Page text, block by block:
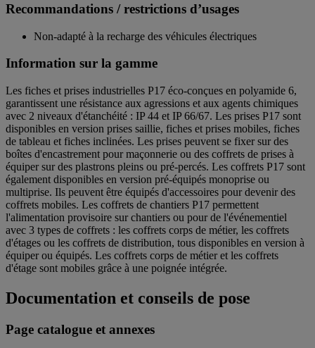
Recommandations / restrictions d’usages
Non-adapté à la recharge des véhicules électriques
Information sur la gamme
Les fiches et prises industrielles P17 éco-conçues en polyamide 6,
garantissent une résistance aux agressions et aux agents chimiques
avec 2 niveaux d'étanchéité : IP 44 et IP 66/67. Les prises P17 sont
disponibles en version prises saillie, fiches et prises mobiles, fiches
de tableau et fiches inclinées. Les prises peuvent se fixer sur des
boîtes d'encastrement pour maçonnerie ou des coffrets de prises à
équiper sur des plastrons pleins ou pré-percés. Les coffrets P17 sont
également disponibles en version pré-équipés monoprise ou
multiprise. Ils peuvent être équipés d'accessoires pour devenir des
coffrets mobiles. Les coffrets de chantiers P17 permettent
l'alimentation provisoire sur chantiers ou pour de l'événementiel
avec 3 types de coffrets : les coffrets corps de métier, les coffrets
d'étages ou les coffrets de distribution, tous disponibles en version à
équiper ou équipés. Les coffrets corps de métier et les coffrets
d'étage sont mobiles grâce à une poignée intégrée.
Documentation et conseils de pose
Page catalogue et annexes